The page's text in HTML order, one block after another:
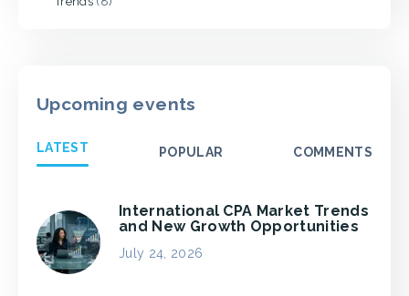
Upcoming events
LATEST POPULAR COMMENTS
International CPA Market Trends
and New Growth Opportunities
July 24, 2026